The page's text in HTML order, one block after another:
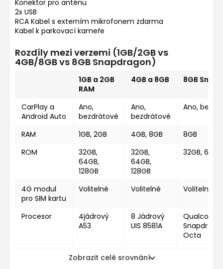
Konektor pro anténu
2x USB
RCA Kabel s externím mikrofonem zdarma
Kabel k parkovací kameře
Rozdíly mezi verzemi (1GB/2GB vs
4GB/8GB vs 8GB Snapdragon)
1GB a 2GB
RAM
4GB a 8GB 8GB
CarPlay a
Android Auto
Ano,
bezdrátové
Ano,
bezdrátové
Ano,
RAM 1GB, 2GB 4GB, 8GB
8GB
ROM
32GB,
64GB,
128GB
32GB,
64GB,
128GB
32GB,
4G modul
pro SIM kartu
Volitelné Volitelné Volitelné
Procesor
4jádrový
A53
8 Jádrový
UIS 8581A
Octa
Zobrazit celé srovnání